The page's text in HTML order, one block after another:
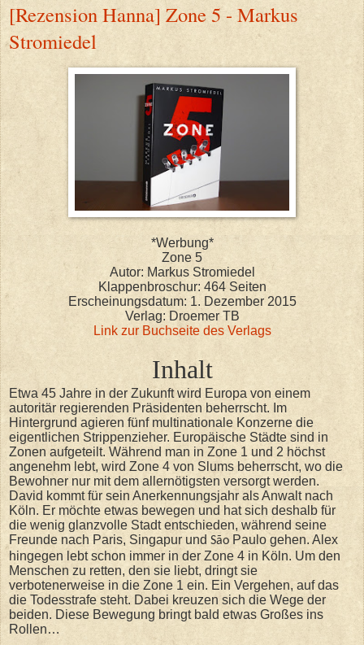
[Rezension Hanna] Zone 5 - Markus
Stromiedel
*Werbung*
Zone 5
Autor: Markus Stromiedel
Klappenbroschur: 464 Seiten
Erscheinungsdatum: 1. Dezember 2015
Verlag: Droemer TB
Link zur Buchseite des Verlags
Inhalt
Etwa 45 Jahre in der Zukunft wird Europa von einem
autoritär regierenden Präsidenten beherrscht. Im
Hintergrund agieren fünf multinationale Konzerne die
eigentlichen Strippenzieher. Europäische Städte sind in
Zonen aufgeteilt. Während man in Zone 1 und 2 höchst
angenehm lebt, wird Zone 4 von Slums beherrscht, wo die
Bewohner nur mit dem allernötigsten versorgt werden.
David kommt für sein Anerkennungsjahr als Anwalt nach
Köln. Er möchte etwas bewegen und hat sich deshalb für
die wenig glanzvolle Stadt entschieden, während seine
Freunde nach Paris, Singapur und São Paulo gehen. Alex
hingegen lebt schon immer in der Zone 4 in Köln. Um den
Menschen zu retten, den sie liebt, dringt sie
verbotenerweise in die Zone 1 ein. Ein Vergehen, auf das
die Todesstrafe steht. Dabei kreuzen sich die Wege der
beiden. Diese Bewegung bringt bald etwas Großes ins
Rollen…